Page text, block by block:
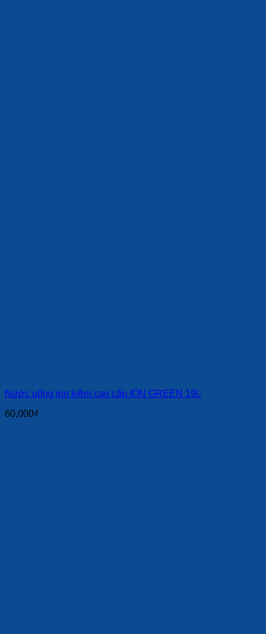
Nước uống ion kiềm cao cấp ION GREEN 19L
60,000₫